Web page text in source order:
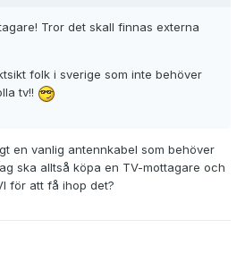
Tror det skall finnas externa
folk i sverige som inte behöver
tv!!
en vanlig antennkabel som behöver
ska alltså köpa en TV-mottagare och
för att få ihop det?